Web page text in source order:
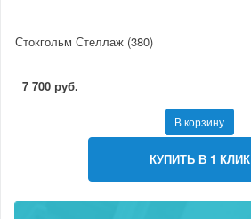
Стокгольм Стеллаж (380)
7 700 руб.
В корзину
КУПИТЬ В 1 КЛИК